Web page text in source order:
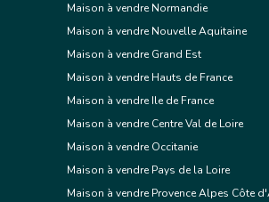
Maison à vendre Normandie
Maison à vendre Nouvelle Aquitaine
Maison à vendre Grand Est
Maison à vendre Hauts de France
Maison à vendre Ile de France
Maison à vendre Centre Val de Loire
Maison à vendre Occitanie
Maison à vendre Pays de la Loire
Maison à vendre Provence Alpes Côte